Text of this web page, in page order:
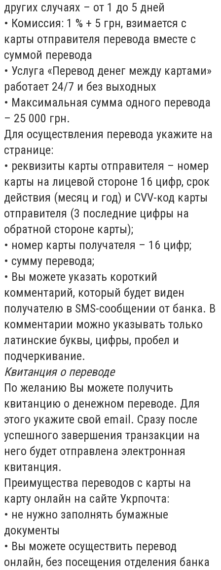
других случаях – от 1 до 5 дней
• Комиссия: 1 % + 5 грн, взимается с
карты отправителя перевода вместе с
суммой перевода
• Услуга «Перевод денег между картами»
работает 24/7 и без выходных
• Максимальная сумма одного перевода
– 25 000 грн.
Для осуществления перевода укажите на
странице:
• реквизиты карты отправителя – номер
карты на лицевой стороне 16 цифр, срок
действия (месяц и год) и CVV-код карты
отправителя (3 последние цифры на
обратной стороне карты);
• номер карты получателя – 16 цифр;
• сумму перевода;
• Вы можете указать короткий
комментарий, который будет виден
получателю в SMS-сообщении от банка. В
комментарии можно указывать только
латинские буквы, цифры, пробел и
подчеркивание.
Квитанция о переводе
По желанию Вы можете получить
квитанцию о денежном переводе. Для
этого укажите свой email. Сразу после
успешного завершения транзакции на
него будет отправлена электронная
квитанция.
Преимущества переводов с карты на
карту онлайн на сайте Укрпочта:
• не нужно заполнять бумажные
документы
• Вы можете осуществить перевод
онлайн, без посещения отделения банка